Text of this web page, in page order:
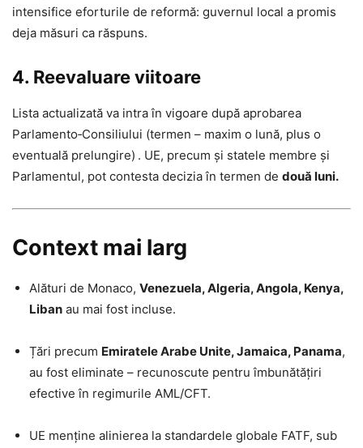
intensifice eforturile de reformă: guvernul local a promis
deja măsuri ca răspuns.
4. Reevaluare viitoare
Lista actualizată va intra în vigoare după aprobarea
Parlamento‑Consiliului (termen – maxim o lună, plus o
eventuală prelungire) . UE, precum și statele membre și
Parlamentul, pot contesta decizia în termen de două luni.
Context mai larg
Alături de Monaco, Venezuela, Algeria, Angola, Kenya,
Liban au mai fost incluse.
Țări precum Emiratele Arabe Unite, Jamaica, Panama,
au fost eliminate – recunoscute pentru îmbunătățiri
efective în regimurile AML/CFT.
UE menține alinierea la standardele globale FATF, sub